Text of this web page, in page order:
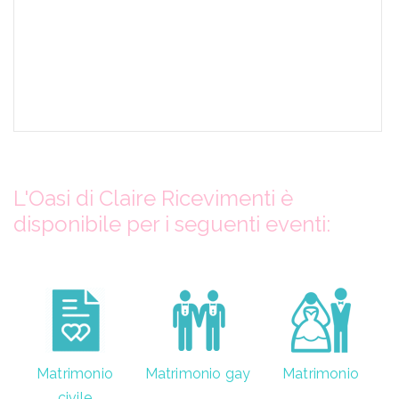
L'Oasi di Claire Ricevimenti è
disponibile per i seguenti eventi:
Matrimonio
Matrimonio gay Matrimonio